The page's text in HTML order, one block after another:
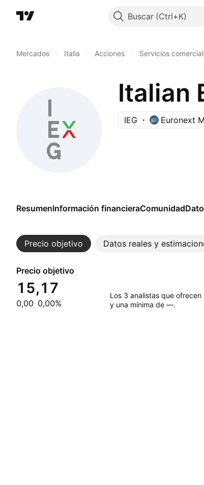
Buscar
Mercados Italia Acciones Servicios
Italian
IEG Euronext
ResumenInformación financieraComunidad
Precio objetivo Datos reales y
Precio objetivo
15,17
0,00 0,00%
Los 3 analistas que
y una mínima de —.